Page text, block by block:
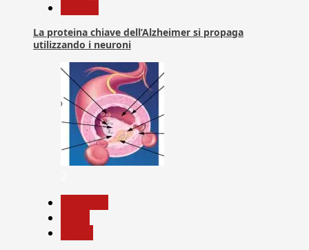
La proteina chiave dell’Alzheimer si propaga
utilizzando i neuroni